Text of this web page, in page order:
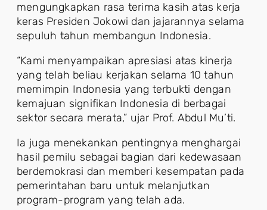
mengungkapkan rasa terima kasih atas kerja
keras Presiden Jokowi dan jajarannya selama
sepuluh tahun membangun Indonesia.
“Kami menyampaikan apresiasi atas kinerja
yang telah beliau kerjakan selama 10 tahun
memimpin Indonesia yang terbukti dengan
kemajuan signifikan Indonesia di berbagai
sektor secara merata,” ujar Prof. Abdul Mu’ti.
Ia juga menekankan pentingnya menghargai
hasil pemilu sebagai bagian dari kedewasaan
berdemokrasi dan memberi kesempatan pada
pemerintahan baru untuk melanjutkan
program-program yang telah ada.